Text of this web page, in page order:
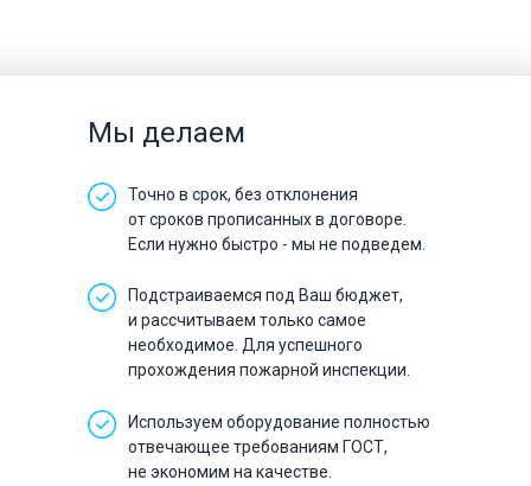
Мы делаем
Точно в срок, без отклонения
от сроков прописанных в договоре.
Если нужно быстро - мы не подведем.
Подстраиваемся под Ваш бюджет,
и рассчитываем только самое
необходимое. Для успешного
прохождения пожарной инспекции.
Используем оборудование полностью
отвечающее требованиям ГОСТ,
не экономим на качестве.